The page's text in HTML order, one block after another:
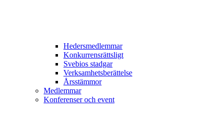
Hedersmedlemmar
Konkurrensrättsligt
Svebios stadgar
Verksamhetsberättelse
Årsstämmor
Medlemmar
Konferenser och event